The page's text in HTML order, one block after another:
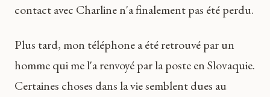
contact avec Charline n'a finalement pas été perdu.
Plus tard, mon téléphone a été retrouvé par un
homme qui me l'a renvoyé par la poste en Slovaquie.
Certaines choses dans la vie semblent dues au